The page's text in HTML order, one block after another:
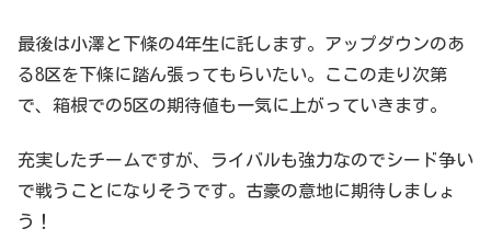
最後は小澤と下條の4年生に託します。アップダウンのあ
る8区を下條に踏ん張ってもらいたい。ここの走り次第
で、箱根での5区の期待値も一気に上がっていきます。
充実したチームですが、ライバルも強力なのでシード争い
で戦うことになりそうです。古豪の意地に期待しましょ
う！